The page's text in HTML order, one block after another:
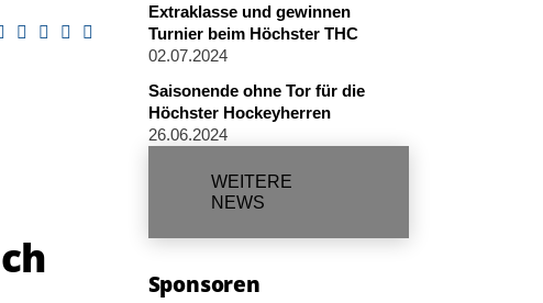
Extraklasse und gewinnen
Turnier beim Höchster THC
02.07.2024
Saisonende ohne Tor für die
Höchster Hockeyherren
26.06.2024
WEITERE
NEWS
Sponsoren